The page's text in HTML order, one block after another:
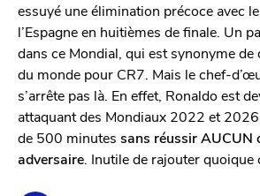
essuyé une élimination précoce avec
l’Espagne en huitièmes de finale. Un
dans ce Mondial, qui est synonyme de
du monde pour CR7. Mais le chef-
s’arrête pas là. En effet, Ronaldo est
attaquant des Mondiaux 2022 et
de 500 minutes sans réussir AUCUN
adversaire. Inutile de rajouter quoique